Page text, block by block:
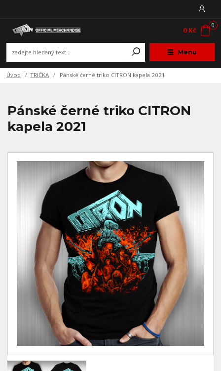
Menu
0
0 Kč
Úvod TRIČKA Pánské černé triko CITRON kapela 2021
Pánské černé triko CITRON
kapela 2021